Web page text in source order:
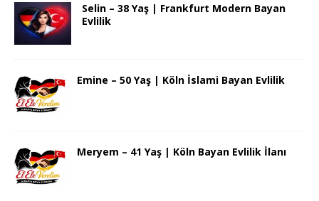
Selin – 38 Yaş | Frankfurt Modern Bayan
Evlilik
Emine – 50 Yaş | Köln İslami Bayan Evlilik
Meryem – 41 Yaş | Köln Bayan Evlilik İlanı